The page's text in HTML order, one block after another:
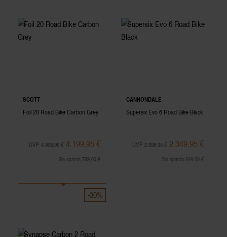
SCOTT
Foil 20 Road Bike Carbon Grey
UVP 4.998,95 € 4.199,95 €
Sie sparen 799,00 €
CANNONDALE
Supersix Evo 6 Road Bike Black
UVP 2.998,95 € 2.349,95 €
Sie sparen 649,00 €
-30%